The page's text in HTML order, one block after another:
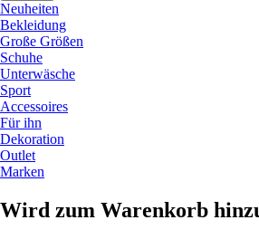
Neuheiten
Bekleidung
Große Größen
Schuhe
Unterwäsche
Sport
Accessoires
Für ihn
Dekoration
Outlet
Marken
Wird zum Warenkorb